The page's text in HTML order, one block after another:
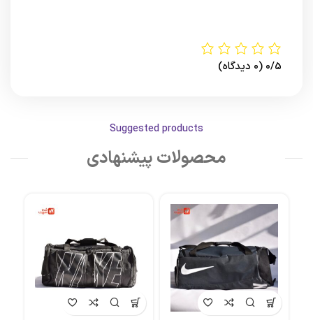
0/5 (0 دیدگاه)
Suggested products
محصولات پیشنهادی